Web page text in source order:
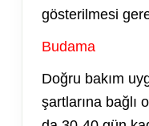
gösterilmesi
Budama
Doğru bakım
şartlarına bağlı